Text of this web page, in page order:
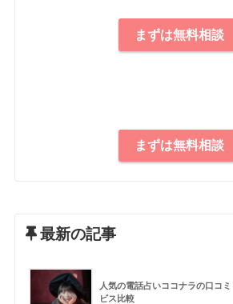
まずは無料相談
まずは無料相談
最新の記事
人気の電話占いココナラの口コ
ビス比較